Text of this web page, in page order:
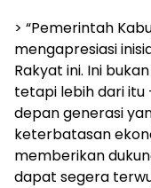
> “Pemerintah
mengapresiasi
Rakyat ini. Ini
tetapi lebih dari itu
depan generasi
keterbatasan
memberikan
dapat segera